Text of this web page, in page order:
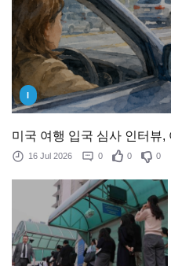
미국 여행 입국 심사 인터뷰
16 Jul 2026 0 0 0